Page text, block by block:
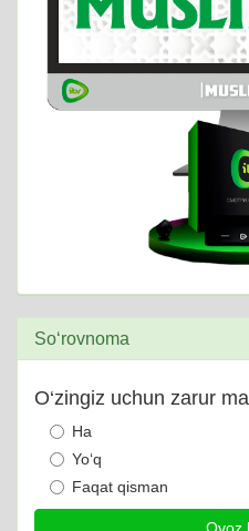
So‘rovnoma
O‘zingiz uchun zarur
Ha
Yo‘q
Faqat qisman